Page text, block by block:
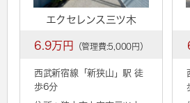
エクセレンス三ツ木
6.9万円 （管理費:5,000円）
西武新宿線「新狭山 」駅 徒
歩6分